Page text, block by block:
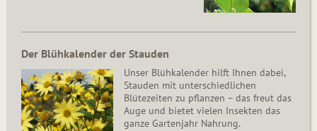
Der Blühkalender der Stauden
Unser Blühkalender hilft Ihnen dabei,
Stauden mit unterschiedlichen
Blütezeiten zu pflanzen – das freut das
Auge und bietet vielen Insekten das
ganze Gartenjahr Nahrung.